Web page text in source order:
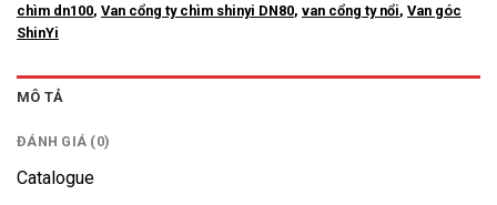
chìm dn100, Van cổng ty chìm shinyi DN80, van cổng ty nổi, Van góc
ShinYi
MÔ TẢ
ĐÁNH GIÁ (0)
Catalogue